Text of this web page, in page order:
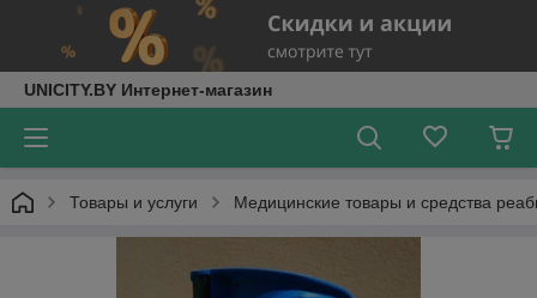
UNICITY.BY Интернет-магазин
Товары и услуги Медицинские товары и средства